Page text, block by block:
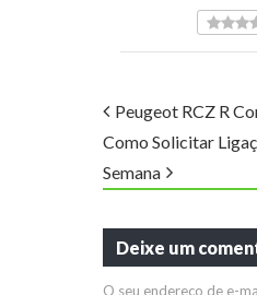
Peugeot RCZ R
Como Solicitar
Semana
Deixe um
O seu endereço de e-